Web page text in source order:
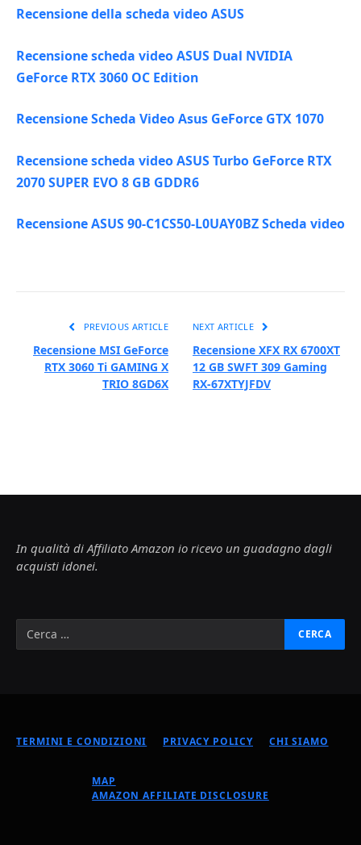
Recensione della scheda video ASUS
Recensione scheda video ASUS Dual NVIDIA
GeForce RTX 3060 OC Edition
Recensione Scheda Video Asus GeForce GTX 1070
Recensione scheda video ASUS Turbo GeForce RTX
2070 SUPER EVO 8 GB GDDR6
Recensione ASUS 90-C1CS50-L0UAY0BZ Scheda video
PREVIOUS ARTICLE
Recensione MSI GeForce
RTX 3060 Ti GAMING X
TRIO 8GD6X
NEXT ARTICLE
Recensione XFX RX 6700XT
12 GB SWFT 309 Gaming
RX-67XTYJFDV
In qualità di Affiliato Amazon io ricevo un guadagno dagli
acquisti idonei.
TERMINI E CONDIZIONI PRIVACY POLICY CHI SIAMO
MAP
AMAZON AFFILIATE DISCLOSURE